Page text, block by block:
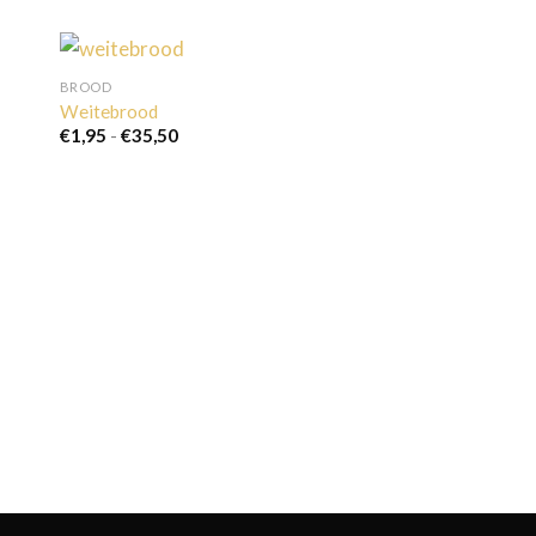
BROOD
Weitebrood
€1,95 - €35,50Prijsklasse: